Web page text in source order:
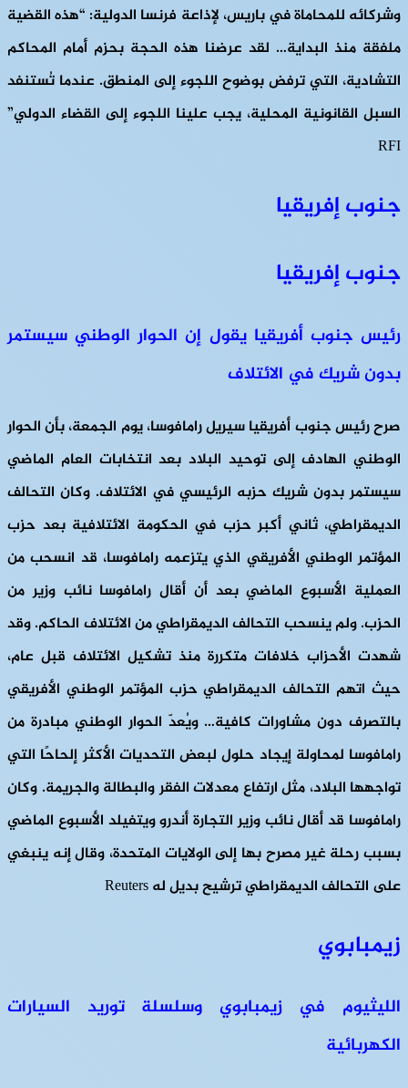
وشركائه للمحاماة في باريس، لإذاعة فرنسا الدولية: “هذه القضية
ملفقة منذ البداية… لقد عرضنا هذه الحجة بحزم أمام المحاكم
التشادية، التي ترفض بوضوح اللجوء إلى المنطق. عندما تُستنفد
السبل القانونية المحلية، يجب علينا اللجوء إلى القضاء الدولي”
RFI
جنوب إفريقيا
جنوب إفريقيا
رئيس جنوب أفريقيا يقول إن الحوار الوطني سيستمر
بدون شريك في الائتلاف
صرح رئيس جنوب أفريقيا سيريل رامافوسا، يوم الجمعة، بأن الحوار
الوطني الهادف إلى توحيد البلاد بعد انتخابات العام الماضي
سيستمر بدون شريك حزبه الرئيسي في الائتلاف. وكان التحالف
الديمقراطي، ثاني أكبر حزب في الحكومة الائتلافية بعد حزب
المؤتمر الوطني الأفريقي الذي يتزعمه رامافوسا، قد انسحب من
العملية الأسبوع الماضي بعد أن أقال رامافوسا نائب وزير من
الحزب. ولم ينسحب التحالف الديمقراطي من الائتلاف الحاكم. وقد
شهدت الأحزاب خلافات متكررة منذ تشكيل الائتلاف قبل عام،
حيث اتهم التحالف الديمقراطي حزب المؤتمر الوطني الأفريقي
بالتصرف دون مشاورات كافية… ويُعدّ الحوار الوطني مبادرة من
رامافوسا لمحاولة إيجاد حلول لبعض التحديات الأكثر إلحاحًا التي
تواجهها البلاد، مثل ارتفاع معدلات الفقر والبطالة والجريمة. وكان
رامافوسا قد أقال نائب وزير التجارة أندرو ويتفيلد الأسبوع الماضي
بسبب رحلة غير مصرح بها إلى الولايات المتحدة، وقال إنه ينبغي
على التحالف الديمقراطي ترشيح بديل له Reuters
زيمبابوي
الليثيوم في زيمبابوي وسلسلة توريد السيارات
الكهربائية